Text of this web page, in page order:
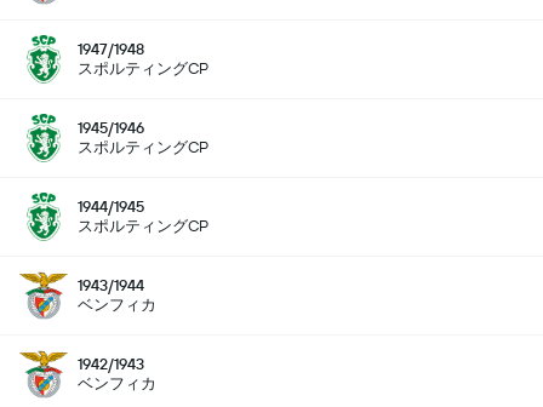
1947/1948
スポルティングCP
1945/1946
スポルティングCP
1944/1945
スポルティングCP
1943/1944
ベンフィカ
1942/1943
ベンフィカ